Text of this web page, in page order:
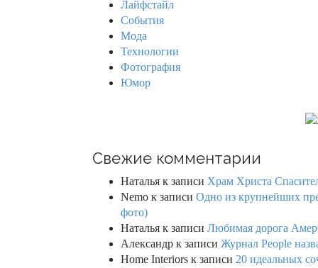
Лайфстайл
События
Мода
Технологии
Фотография
Юмор
Свежие комментарии
Наталья к записи Храм Христа
Nemo к записи Одно из крупнейших
фото)
Наталья к записи Любимая дорога
Александр к записи Журнал People
Home Interiors к записи 20 идеальных